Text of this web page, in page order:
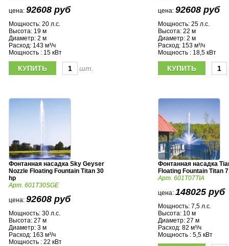
цена: 92608 руб
Мощность: 20 л.с.
Высота: 19 м
Диаметр: 2 м
Расход: 143 м³/ч
Мощность : 15 кВт
шт.
цена: 92608 руб
Мощность: 25 л.с.
Высота: 22 м
Диаметр: 2 м
Расход: 153 м³/ч
Мощность : 18,5 кВт
Фонтанная насадка Sky Geyser
Nozzle Floating Fountain Titan 30
hp
Арт. 601T30SGE
цена: 92608 руб
Мощность: 30 л.с.
Высота: 27 м
Диаметр: 3 м
Расход: 163 м³/ч
Мощность : 22 кВт
Фонтанная насадка
Floating Fountain Titan
Арт. 601T07TIA
цена: 148025 руб
Мощность: 7,5 л.с.
Высота: 10 м
Диаметр: 27 м
Расход: 82 м³/ч
Мощность : 5,5 кВт